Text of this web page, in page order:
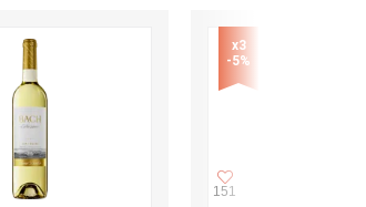
x3
-5%
151